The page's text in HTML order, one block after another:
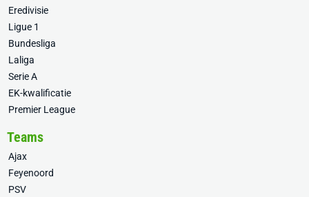
Eredivisie
Ligue 1
Bundesliga
Laliga
Serie A
EK-kwalificatie
Premier League
Teams
Ajax
Feyenoord
PSV